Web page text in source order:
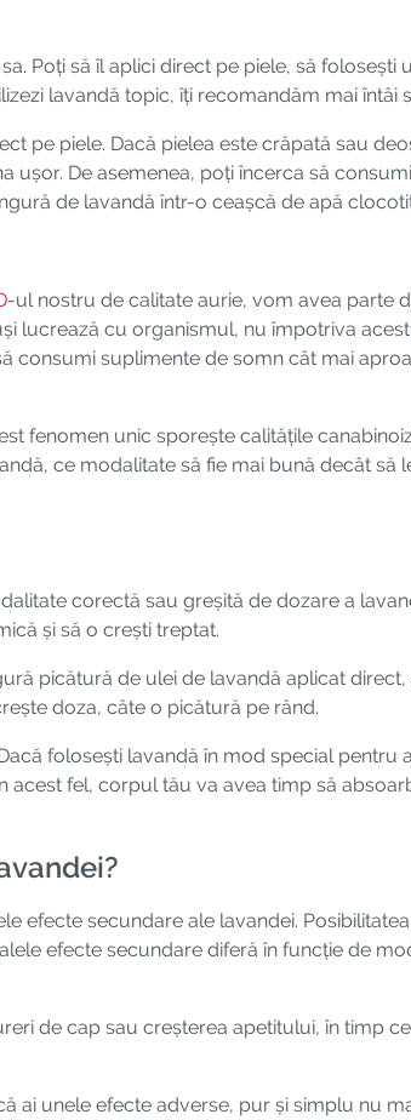
Poți să îl aplici direct pe piele, să
lavandă topic, îți recomandăm mai întâi
pe piele. Dacă pielea este crăpată sau
De asemenea, poți încerca să
de lavandă într-o ceașcă de apă
-ul nostru de calitate aurie, vom avea parte
lucrează cu organismul, nu împotriva
consumi suplimente de somn cât mai
fenomen unic sporește calitățile
ce modalitate să fie mai bună decât
corectă sau greșită de dozare a
și să o crești treptat.
picătură de ulei de lavandă aplicat
doza, câte o picătură pe rând.
folosești lavandă în mod special pentru
fel, corpul tău va avea timp să
efecte secundare ale lavandei.
efecte secundare diferă în funcție de
de cap sau creșterea apetitului, în timp
ai unele efecte adverse, pur și simplu nu